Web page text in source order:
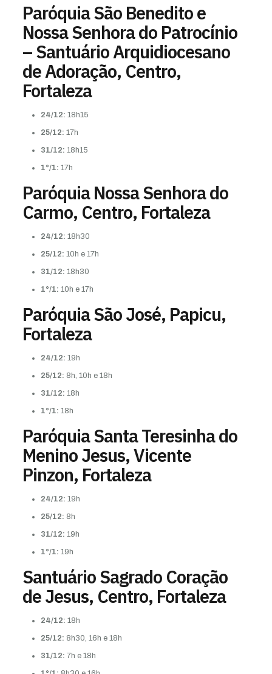
Paróquia São Benedito e
Nossa Senhora do Patrocínio
– Santuário Arquidiocesano
de Adoração, Centro,
Fortaleza
24/12: 18h15
25/12: 17h
31/12: 18h15
1°/1: 17h
Paróquia Nossa Senhora do
Carmo, Centro, Fortaleza
24/12: 18h30
25/12: 10h e 17h
31/12: 18h30
1°/1: 10h e 17h
Paróquia São José, Papicu,
Fortaleza
24/12: 19h
25/12: 8h, 10h e 18h
31/12: 18h
1°/1: 18h
Paróquia Santa Teresinha do
Menino Jesus, Vicente
Pinzon, Fortaleza
24/12: 19h
25/12: 8h
31/12: 19h
1°/1: 19h
Santuário Sagrado Coração
de Jesus, Centro, Fortaleza
24/12: 18h
25/12: 8h30, 16h e 18h
31/12: 7h e 18h